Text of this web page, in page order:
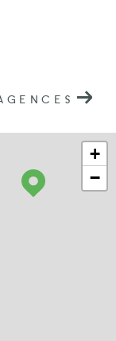
+
−